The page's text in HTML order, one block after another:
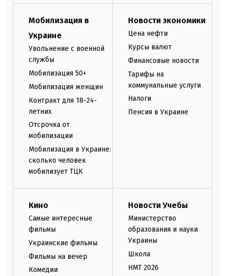
Мобилизация в
Украине
Увольнение с военной
службы
Мобилизация 50+
Мобилизация женщин
Контракт для 18-24-
летних
Отсрочка от
мобилизации
Мобилизация в Украине:
сколько человек
мобилизует ТЦК
Новости экономики
Цена нефти
Курсы валют
Финансовые новости
Тарифы на
коммунальные услуги
Налоги
Пенсия в Украине
Кино
Самые интересные
фильмы
Украинские фильмы
Фильмы на вечер
Комедии
Новости Учебы
Министерство
образования и науки
Украины
Школа
НМТ 2026